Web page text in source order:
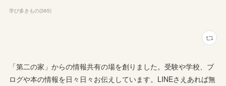
学び多きもの(365)
「第二の家」からの情報共有の場を創りました。受験や学校、ブ
ログや本の情報を日々日々お伝えしています。LINEさえあれば無